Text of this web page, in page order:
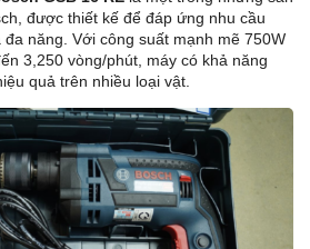
được thiết kế để đáp ứng nhu cầu
năng. Với công suất mạnh mẽ 750W
3,250 vòng/phút, máy có khả năng
quả trên nhiều loại vật.